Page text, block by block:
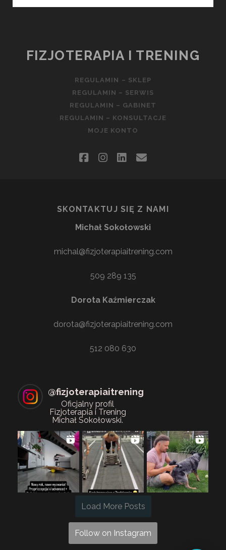
MIEDNICY
FIZJOTERAPIA I TRENING
REGULAMIN – SKLEP
REGULAMIN – SERWIS
REGULAMIN – GABINET
REGULAMIN – KONSULTACJE
MOJE KONTO
facebookinstagram
linkedin
email
SKONTAKTUJ SIĘ Z NAMI
Michał Sokołowski
michal@fizjoterapiaitrening.com
509 289 135
Dorota Kaźmierczak
dorota@fizjoterapiaitrening.com
512 080 630
@fizjoterapiaitrening
Oficjalny profil
Fizjoterapia i Trening
Michał Sokołowski.
Load More Posts
Follow on Instagram